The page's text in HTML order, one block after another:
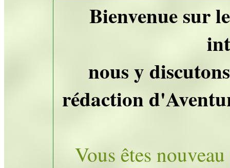
Bienvenue sur
nous y
rédaction
Vous êtes